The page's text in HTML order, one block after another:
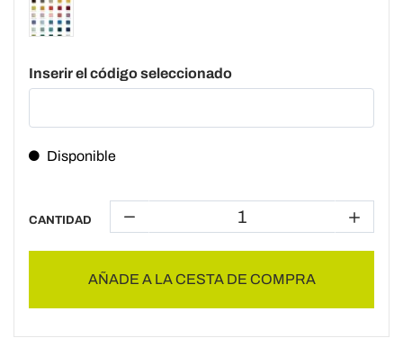
Inserir el código seleccionado
Disponible
CANTIDAD
AÑADE A LA CESTA DE COMPRA